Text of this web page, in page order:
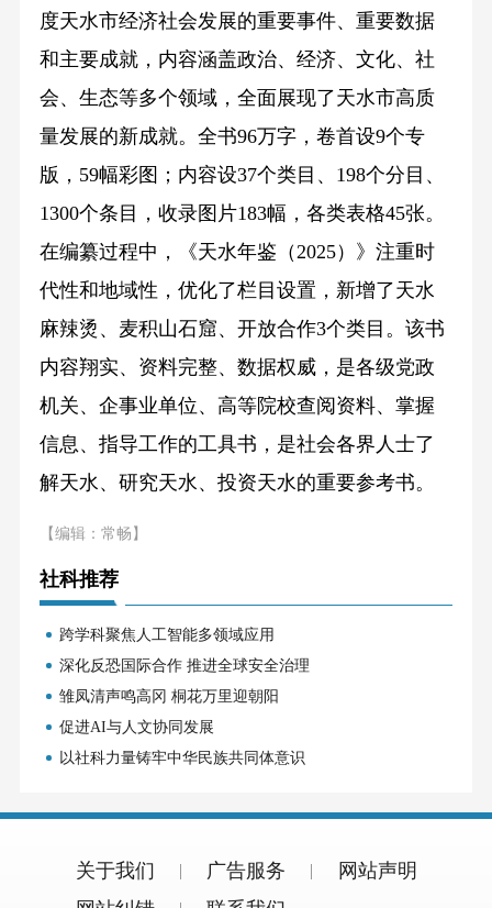
度天水市经济社会发展的重要事件、重要数据
和主要成就，内容涵盖政治、经济、文化、社
会、生态等多个领域，全面展现了天水市高质
量发展的新成就。全书96万字，卷首设9个专
版，59幅彩图；内容设37个类目、198个分目、
1300个条目，收录图片183幅，各类表格45张。
在编纂过程中，《天水年鉴（2025）》注重时
代性和地域性，优化了栏目设置，新增了天水
麻辣烫、麦积山石窟、开放合作3个类目。该书
内容翔实、资料完整、数据权威，是各级党政
机关、企事业单位、高等院校查阅资料、掌握
信息、指导工作的工具书，是社会各界人士了
解天水、研究天水、投资天水的重要参考书。
【编辑：常畅】
社科推荐
跨学科聚焦人工智能多领域应用
深化反恐国际合作 推进全球安全治理
雏凤清声鸣高冈 桐花万里迎朝阳
促进AI与人文协同发展
以社科力量铸牢中华民族共同体意识
关于我们 广告服务
网站声明